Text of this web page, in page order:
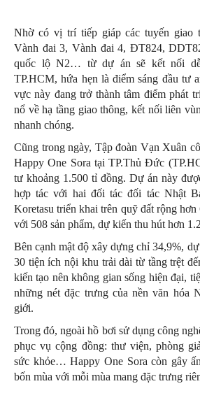
Nhờ có vị trí tiếp giáp các tuyến giao
Vành đai 3, Vành đai 4, ĐT824,
quốc lộ N2… từ dự án sẽ kết nối
TP.HCM, hứa hẹn là điểm sáng đầu tư
vực này đang trở thành tâm điểm phát
nổ về hạ tầng giao thông, kết nối liên
nhanh chóng.
Cũng trong ngày, Tập đoàn Vạn Xuân
Happy One Sora tại TP.Thủ Đức
tư khoảng 1.500 tỉ đồng. Dự án này
hợp tác với hai đối tác đối tác Nhật
Koretasu triển khai trên quỹ đất rộng hơn
với 508 sản phẩm, dự kiến thu hút hơn
Bên cạnh mật độ xây dựng chỉ 34,9%,
30 tiện ích nội khu trải dài từ tầng trệt
kiến tạo nên không gian sống hiện đại,
những nét đặc trưng của nền văn hóa
giới.
Trong đó, ngoài hồ bơi sử dụng công
phục vụ cộng đồng: thư viện, phòng
sức khỏe… Happy One Sora còn gây
bốn mùa với mỗi mùa mang đặc trưng